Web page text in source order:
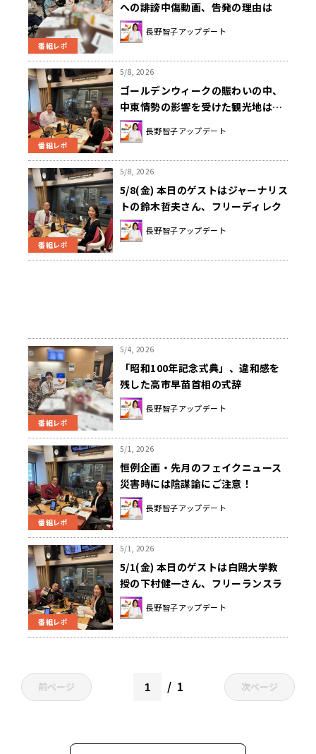
番組レポ
への誹謗中傷動画、告発の理由は
「仲間割れ」か
長野智子アップデート
番組レポ
5/8, 2026
ゴールデンウィークの賑わいの中、
中東情勢の影響を受けた観光地は…
長野智子アップデート
番組レポ
5/8, 2026
5/8(金) 本日のゲストはジャーナリス
トの鈴木哲夫さん、フリーディレク
ターの中村健吾さんでした！！
長野智子アップデート
番組レポ
5/4, 2026
「昭和100年記念式典」、違和感を
残した高市早苗首相の式辞
長野智子アップデート
番組レポ
5/1, 2026
恒例企画・先月のフェイクニュース
災害時には陰謀論にご注意！
長野智子アップデート
番組レポ
5/1, 2026
5/1(金) 本日のゲストは白鴎大学教
授の下村健一さん、フリーランスラ
イターの畠山理仁さんでした！！
長野智子アップデート
前ページ 1 次ページ